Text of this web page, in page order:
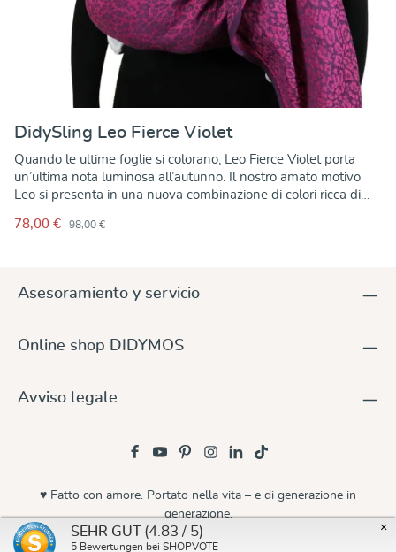
DidySling Leo Fierce Violet
Quando le ultime foglie si colorano, Leo Fierce Violet porta
un’ultima nota luminosa all’autunno. Il nostro amato motivo
Leo si presenta in una nuova combinazione di colori ricca di
brillante. Tessuto in Austria nella qualità DIDYMOS, collaudata
78,00 € 98,00 €
Asesoramiento y servicio
Online shop DIDYMOS
Avviso legale
© 2026 Didymos
♥ Fatto con amore. Portato nella vita – e di generazione in
generazione.
×
SEHR GUT (4.83 / 5)
5 Bewertungen bei SHOPVOTE